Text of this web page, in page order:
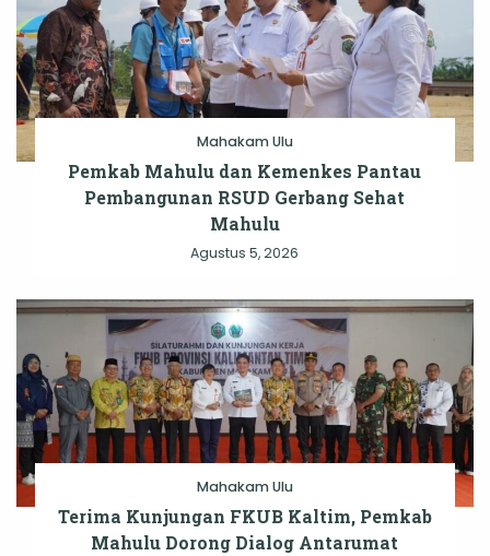
Mahakam Ulu
Pemkab Mahulu dan Kemenkes Pantau
Pembangunan RSUD Gerbang Sehat
Mahulu
Agustus 5, 2026
Mahakam Ulu
Terima Kunjungan FKUB Kaltim, Pemkab
Mahulu Dorong Dialog Antarumat